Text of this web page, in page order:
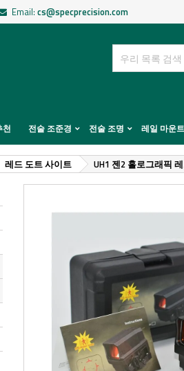
Email: cs@specprecision.com
천 전술 조준경 전술 조명 레일 마운트
레드 도트 사이트 UH1 젠2 홀로그래픽